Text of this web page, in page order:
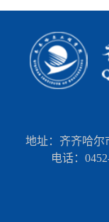
地址：齐齐哈尔
电话：